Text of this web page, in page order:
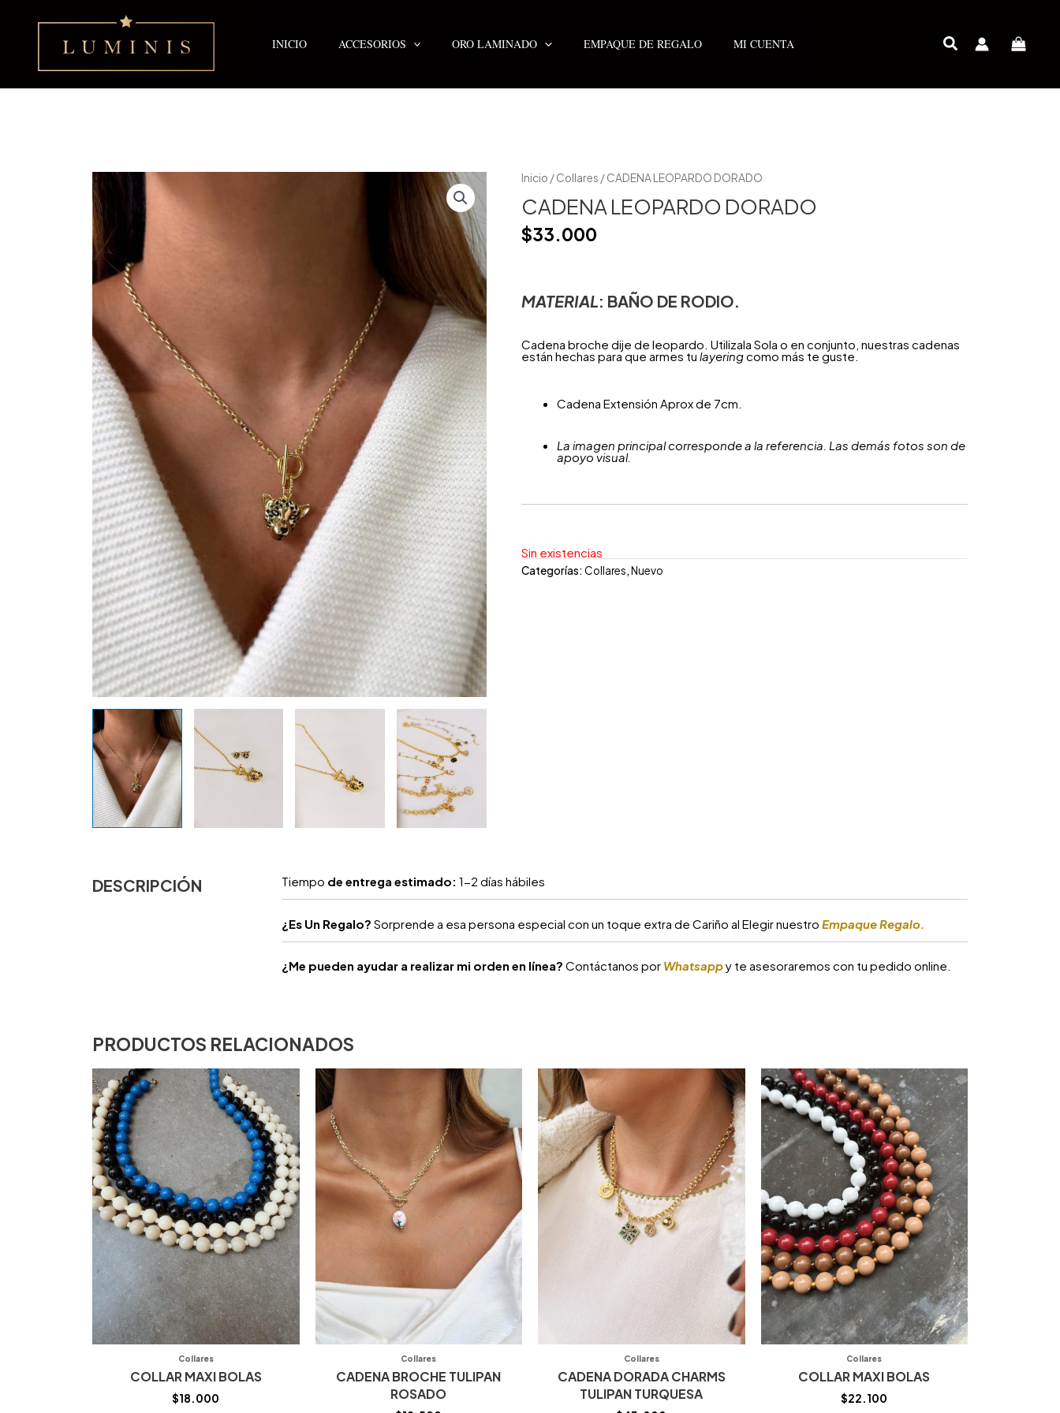
contenido
INICIO
ACCESORIOS ORO LAMINADO EMPAQUE DE REGALO MI CUENTA
Inicio /Collares / CADENA LEOPARDO DORADO
CADENA LEOPARDO DORADO
$33.000
MATERIAL: BAÑO DE RODIO.
Cadena broche dije de leopardo. Utilizala Sola o en conjunto, nuestras cadenas
están hechas para que armes tu layeringcomo más te guste.
Cadena Extensión Aprox de 7cm.
La imagen principal corresponde a la referencia. Las demás fotos son de
apoyo visual.
Sin existencias
Categorías: Collares,Nuevo
DESCRIPCIÓN Tiempo de entrega estimado: 1-2 días hábiles
¿ Es Un Regalo? Sorprende a esa persona especial con un toque extra de Cariño al Elegir nuestro Empaque Regalo.
¿Me pueden ayudar a realizar mi orden en línea? Contáctanos por Whatsappy te asesoraremos con tu pedido online.
PRODUCTOS RELACIONADOS
Collares
COLLAR MAXI BOLAS
$18.000
Collares
CADENA BROCHE TULIPAN
ROSADO
Collares
CADENA DORADA CHARMS
TULIPAN TURQUESA
Collares
COLLAR MAXI BOLAS
$22.100